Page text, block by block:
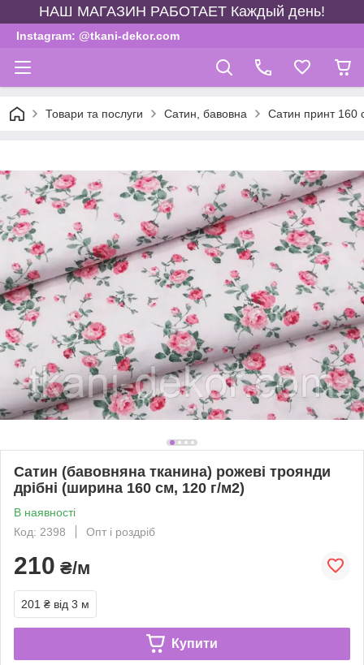
НАШ МАГАЗИН РАБОТАЕТ Каждый день!
Instagram: @tkani-dekor.com
Товари та послуги Сатин, бавовна Сатин принт 160
Сатин (бавовняна тканина) рожеві троянди
дрібні (ширина 160 см, 120 г/м2)
В наявності
Код: 2398
Опт і роздріб
210 ₴/м
201 ₴ від 3 м
Купити